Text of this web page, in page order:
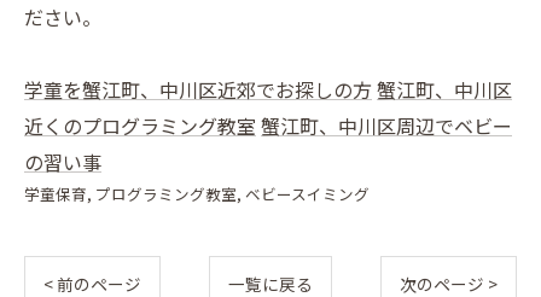
ださい。
学童を蟹江町、中川区近郊でお探しの方 蟹江町、中川区
近くのプログラミング教室 蟹江町、中川区周辺でベビー
の習い事
学童保育 プログラミング教室 ベビースイミング
< 前のページ 一覧に戻る 次のページ >